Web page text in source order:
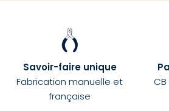
Savoir-faire unique
Fabrication manuelle et
française